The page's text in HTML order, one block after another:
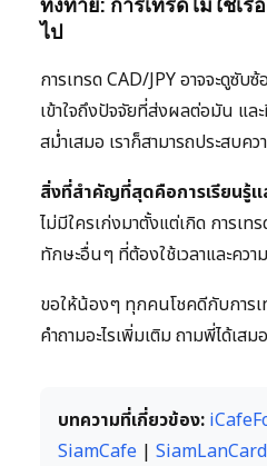
ทิ้งท้าย: การเทรดไม่ใช่เรื่
ไป
การเทรด CAD/JPY อาจจะดูซับ
เข้าใจถึงปัจจัยที่ส่งผลต่อมัน แล
สม่ำเสมอ เราก็สามารถประสบค
สิ่งที่สำคัญที่สุดคือการเรียนรู้
ไม่มีใครเก่งมาตั้งแต่เกิด การเ
ทักษะอื่นๆ ที่ต้องใช้เวลาและควา
ขอให้น้องๆ ทุกคนโชคดีกับการเ
คำถามอะไรเพิ่มเติม ถามพี่ได้เสม
บทความที่เกี่ยวข้อง:
SiamCafe | SiamLanCard